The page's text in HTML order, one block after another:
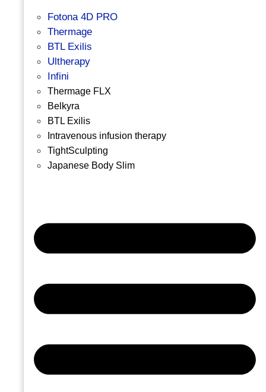
Fotona 4D PRO
Thermage
BTL Exilis
Ultherapy
Infini
Thermage FLX
Belkyra
BTL Exilis
Intravenous infusion therapy
TightSculpting
Japanese Body Slim